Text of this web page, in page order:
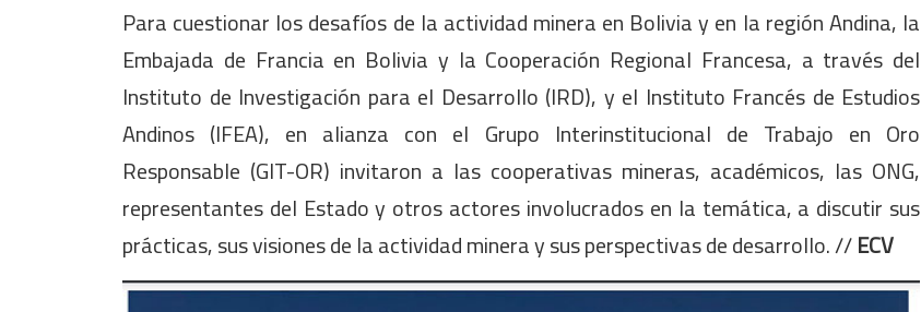
Para cuestionar los desafíos de la actividad minera en Bolivia y en la región Andina, la
Embajada de Francia en Bolivia y la Cooperación Regional Francesa, a través del
Instituto de Investigación para el Desarrollo (IRD), y el Instituto Francés de Estudios
Andinos (IFEA), en alianza con el Grupo Interinstitucional de Trabajo en Oro
Responsable (GIT-OR) invitaron a las cooperativas mineras, académicos, las ONG,
representantes del Estado y otros actores involucrados en la temática, a discutir sus
prácticas, sus visiones de la actividad minera y sus perspectivas de desarrollo. //ECV